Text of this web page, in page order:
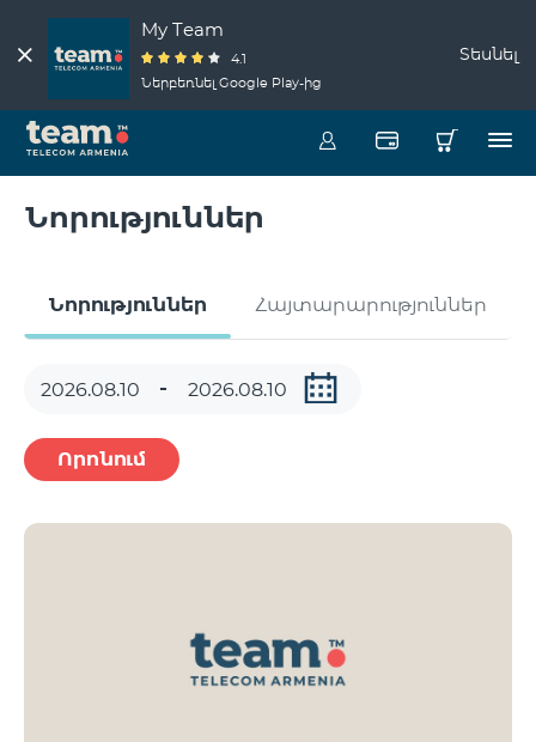
My Team
4.1
Ներբեռնել Google Play-ից
Տեսնել
Նորություններ
Նորություններ Հայտարարություններ
Որոնում